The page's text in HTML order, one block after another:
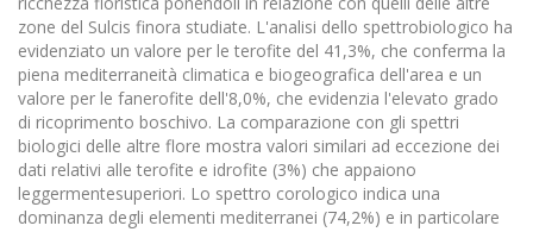
zone del Sulcis finora studiate. L'analisi dello spettrobiologico ha
evidenziato un valore per le terofite del 41,3%, che conferma la
piena mediterraneità climatica e biogeografica dell'area e un
valore per le fanerofite dell'8,0%, che evidenzia l'elevato grado
di ricoprimento boschivo. La comparazione con gli spettri
biologici delle altre flore mostra valori similari ad eccezione dei
dati relativi alle terofite e idrofite (3%) che appaiono
leggermentesuperiori. Lo spettro corologico indica una
dominanza degli elementi mediterranei (74,2%) e in particolare